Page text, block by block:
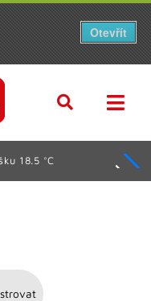
18.5 °C
Otevřít